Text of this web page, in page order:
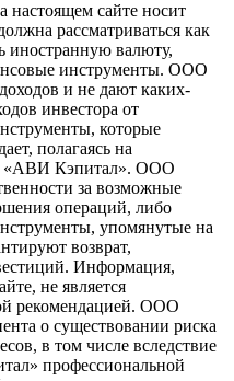
настоящем сайте носит
рассматриваться как
иностранную валюту,
инструменты. ООО
и не дают каких-
инвестора от
которые
полагаясь на
Кэпитал». ООО
за возможные
операций, либо
упомянутые на
возврат,
Информация,
не является
рекомендацией. ООО
о существовании риска
в том числе вследствие
профессиональной